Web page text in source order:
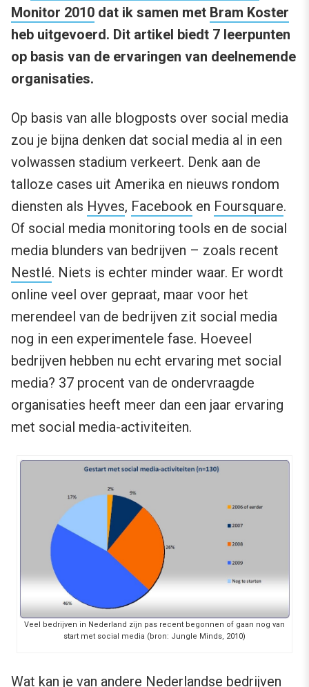
Monitor 2010 dat ik samen met Bram Koster
heb uitgevoerd. Dit artikel biedt 7 leerpunten
op basis van de ervaringen van deelnemende
organisaties.
Op basis van alle blogposts over social media
zou je bijna denken dat social media al in een
volwassen stadium verkeert. Denk aan de
talloze cases uit Amerika en nieuws rondom
diensten als Hyves, Facebook en Foursquare.
Of social media monitoring tools en de social
media blunders van bedrijven – zoals recent
Nestlé. Niets is echter minder waar. Er wordt
online veel over gepraat, maar voor het
merendeel van de bedrijven zit social media
nog in een experimentele fase. Hoeveel
bedrijven hebben nu echt ervaring met social
media? 37 procent van de ondervraagde
organisaties heeft meer dan een jaar ervaring
met social media-activiteiten.
Veel bedrijven in Nederland zijn pas recent begonnen of gaan nog van
start met social media (bron: Jungle Minds, 2010)
Wat kan je van andere Nederlandse bedrijven